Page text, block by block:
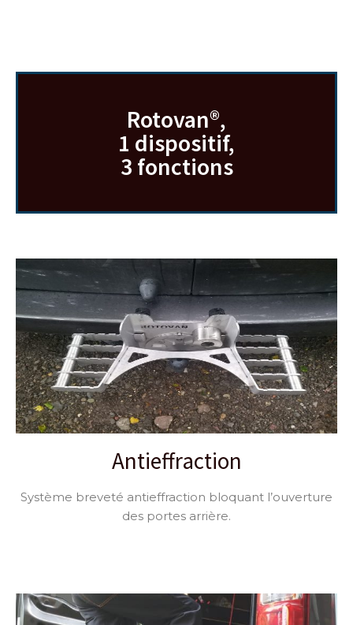
Rotovan®,
1 dispositif,
3 fonctions
Antieffraction
Système breveté antieffraction bloquant l’ouverture
des portes arrière.